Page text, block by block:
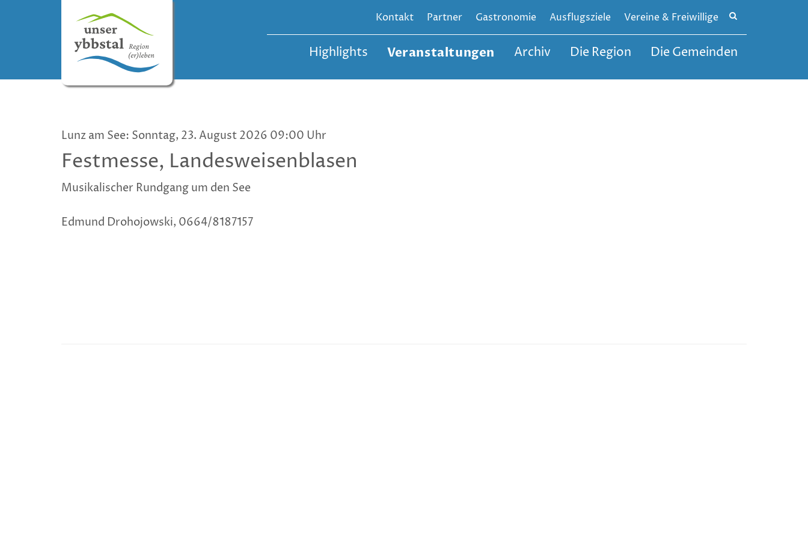
Kontakt Partner Gastronomie Ausflugsziele Vereine & Freiwillige
Site
toggle
Highlights Veranstaltungen Archiv Die Region Die Gemeinden
Lunz am See: Sonntag, 23. August 2026 09:00 Uhr
Festmesse, Landesweisenblasen
Musikalischer Rundgang um den See
Edmund Drohojowski, 0664/8187157